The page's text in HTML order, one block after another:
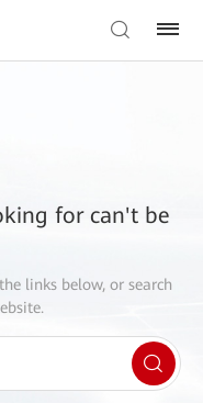
for can't be
links below, or search